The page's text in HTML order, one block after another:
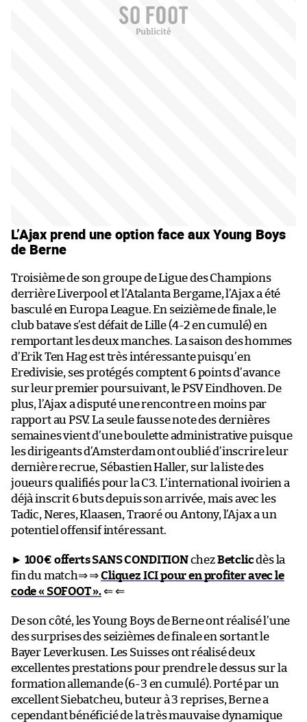
L’Ajax prend une option face aux Young Boys
de Berne
Troisième de son groupe de Ligue des Champions
derrière Liverpool et l’Atalanta Bergame, l’Ajax a été
basculé en Europa League. En seizième de finale, le
club batave s’est défait de Lille (4-2 en cumulé) en
remportant les deux manches. La saison des hommes
d’Erik Ten Hag est très intéressante puisqu’en
Eredivisie, ses protégés comptent 6 points d’avance
sur leur premier poursuivant, le PSV Eindhoven. De
plus, l’Ajax a disputé une rencontre en moins par
rapport au PSV. La seule fausse note des dernières
semaines vient d’une boulette administrative puisque
les dirigeants d’Amsterdam ont oublié d’inscrire leur
dernière recrue, Sébastien Haller, sur la liste des
joueurs qualifiés pour la C3. L’international ivoirien a
déjà inscrit 6 buts depuis son arrivée, mais avec les
Tadic, Neres, Klaasen, Traoré ou Antony, l’Ajax a un
potentiel offensif intéressant.
► 100€ offerts SANS CONDITIONchezBetclicdès la
fin du match⇒ ⇒Cliquez ICI pour en profiter avec le
code « SOFOOT ».⇐ ⇐
De son côté, les Young Boys de Berne ont réalisé l’une
des surprises des seizièmes de finale en sortant le
Bayer Leverkusen. Les Suisses ont réalisé deux
excellentes prestations pour prendre le dessus sur la
formation allemande (6-3 en cumulé). Porté par un
excellent Siebatcheu, buteur à 3 reprises, Berne a
cependant bénéficié de la très mauvaise dynamique